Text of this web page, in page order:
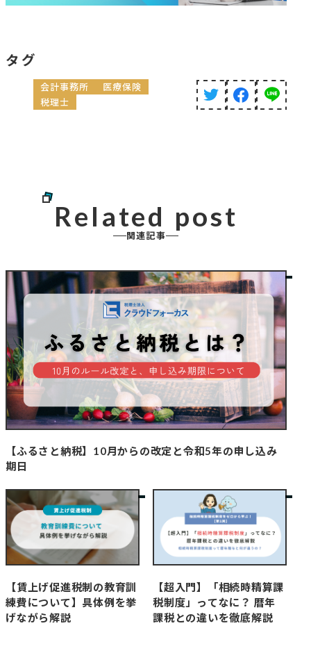
タグ
会計事務所
医療保険
税理士
Related post
関連記事
【ふるさと納税】10月からの改定と令和5年の申し込み
期日
【賃上げ促進税制の教育訓
練費について】具体例を挙
げながら解説
【超入門】「相続時精算課
税制度」ってなに？ 暦年
課税との違いを徹底解説